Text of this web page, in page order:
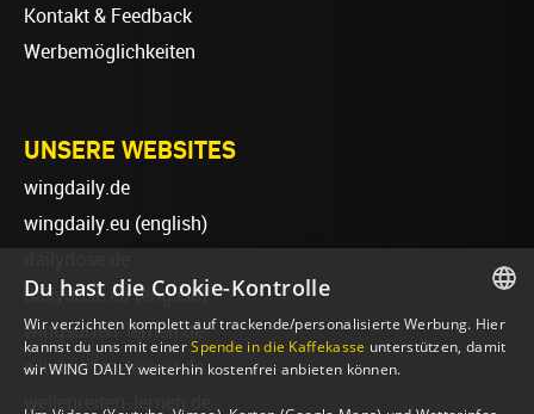
Kontakt & Feedback
Werbemöglichkeiten
UNSERE WEBSITES
wingdaily.de
wingdaily.eu (english)
dailydose.eu(english)
wingsurfen-lernen.de
windsurfen-lernen.de
GERMAN
Du hast die Cookie-Kontrolle
Wir verzichten komplett auf trackende/personalisierte Werbung. Hier
kannst du uns mit einerSpende in die Kaffekasse unterstützen, damit
wir WING DAILY weiterhin kostenfrei anbieten können.